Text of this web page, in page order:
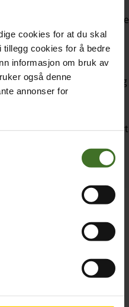
cookies for at du skal
cookies for å bedre
informasjon om bruk av
også denne
annonser for
kundeservice.
Kundene
i perioder med høy
kundeopplevelser.
Høy oppetid og god
å opprettholde dialog
telefoniløsninger girgodflyt